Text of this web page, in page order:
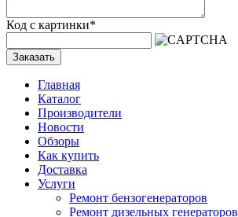
Код с картинки*
Заказать
Главная
Каталог
Производители
Новости
Обзоры
Как купить
Доставка
Услуги
Ремонт бензогенераторов
Ремонт дизельных генераторов